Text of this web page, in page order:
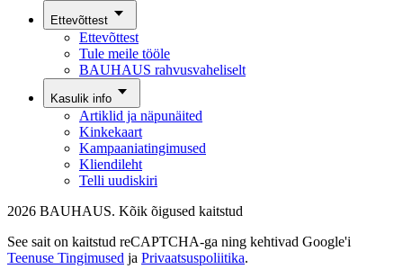
Ettevõttest
Ettevõttest
Tule meile tööle
BAUHAUS rahvusvaheliselt
Kasulik info
Artiklid ja näpunäited
Kinkekaart
Kampaaniatingimused
Kliendileht
Telli uudiskiri
2026 BAUHAUS. Kõik õigused kaitstud
See sait on kaitstud reCAPTCHA-ga ning kehtivad Google'i
Teenuse Tingimused ja Privaatsuspoliitika.